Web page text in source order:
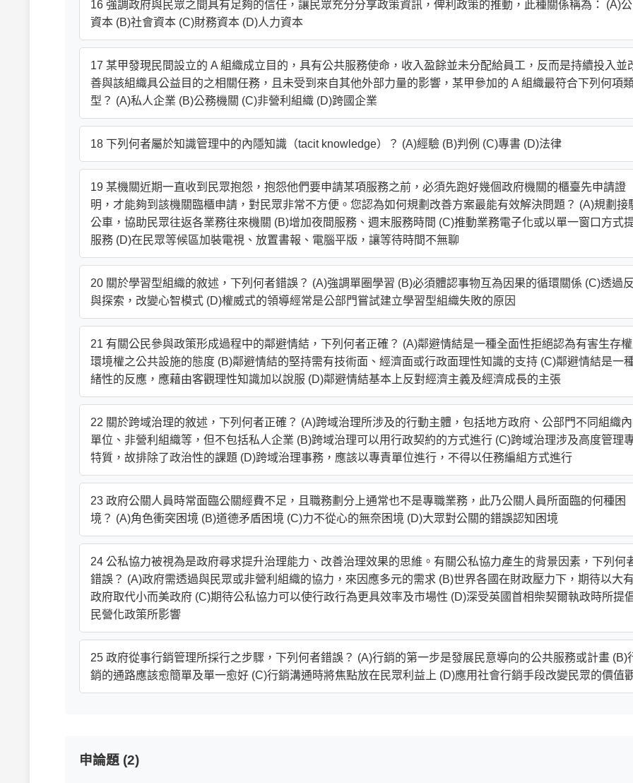
16 強調政府與民眾之間具有足夠的信任，讓民眾充分分享政策資訊，俾利政策的推動，此種關係稱為： (A)
資本 (B)社會資本 (C)財務資本 (D)人力資本
17 某甲發現民間設立的 A 組織成立目的，具有公共服務使命，收入盈餘並未分配給員工，反而是持續投入並
善與該組織具公益目的之相關任務，且未受到來自其他外部力量的影響，某甲參加的 A 組織最符合下列何項類
型？ (A)私人企業 (B)公務機關 (C)非營利組織 (D)跨國企業
18 下列何者屬於知識管理中的內隱知識（tacit knowledge）？ (A)經驗 (B)判例 (C)專書 (D)法律
19 某機關近期一直收到民眾抱怨，抱怨他們要申請某項服務之前，必須先跑好幾個政府機關的櫃臺先申請證
明，才能夠到該機關臨櫃申請，對民眾非常不方便。您認為如何規劃改善方案最能有效解決問題？ (A)規劃接
公車，協助民眾往返各業務往來機關 (B)增加夜間服務、週末服務時間 (C)推動業務電子化或以單一窗口方式
服務 (D)在民眾等候區加裝電視、放置書報、電腦平版，讓等待時間不無聊
20 關於學習型組織的敘述，下列何者錯誤？ (A)強調單圈學習 (B)必須體認事物互為因果的循環關係 (C)透過
與探索，改變心智模式 (D)權威式的領導經常是公部門嘗試建立學習型組織失敗的原因
21 有關公民參與政策形成過程中的鄰避情結，下列何者正確？ (A)鄰避情結是一種全面性拒絕認為有害生存
環境權之公共設施的態度 (B)鄰避情結的堅持需有技術面、經濟面或行政面理性知識的支持 (C)鄰避情結是一
緒性的反應，應藉由客觀理性知識加以說服 (D)鄰避情結基本上反對經濟主義及經濟成長的主張
22 關於跨域治理的敘述，下列何者正確？ (A)跨域治理所涉及的行動主體，包括地方政府、公部門不同組織
單位、非營利組織等，但不包括私人企業 (B)跨域治理可以用行政契約的方式進行 (C)跨域治理涉及高度管理
特質，故排除了政治性的課題 (D)跨域治理事務，應該以專責單位進行，不得以任務編組方式進行
23 政府公關人員時常面臨公關經費不足，且職務劃分上通常也不是專職業務，此乃公關人員所面臨的何種困
境？ (A)角色衝突困境 (B)道德矛盾困境 (C)力不從心的無奈困境 (D)大眾對公關的錯誤認知困境
24 公私協力被視為是政府尋求提升治理能力、改善治理效果的思維。有關公私協力產生的背景因素，下列何
錯誤？ (A)政府需透過與民眾或非營利組織的協力，來因應多元的需求 (B)世界各國在財政壓力下，期待以大
政府取代小而美政府 (C)期待公私協力可以使行政行為更具效率及市場性 (D)深受英國首相柴契爾執政時所提
民營化政策所影響
25 政府從事行銷管理所採行之步驟，下列何者錯誤？ (A)行銷的第一步是發展民意導向的公共服務或計畫 (B)
銷的通路應該愈簡單及單一愈好 (C)行銷溝通時將焦點放在民眾利益上 (D)應用社會行銷手段改變民眾的價值
申論題 (2)